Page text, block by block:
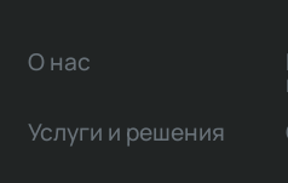
О нас
Услуги и решения